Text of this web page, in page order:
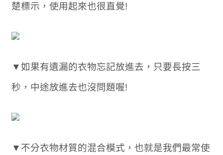
楚標示，使用起來也很直覺!
▼如果有遺漏的衣物忘記放進去，只要長按三
秒，中途放進去也沒問題喔!
▼不分衣物材質的混合模式，也就是我們最常使